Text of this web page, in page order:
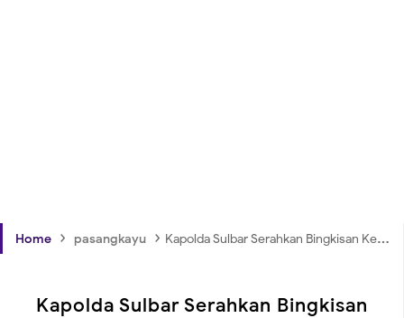
Home › pasangkayu › Kapolda Sulbar Serahkan Bingkisan Kepada Personil Pos dan Pam Tikke
Kapolda Sulbar Serahkan Bingkisan